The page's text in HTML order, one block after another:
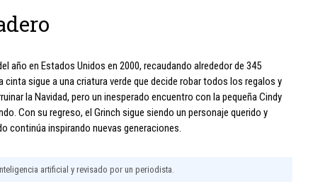
año en Estados Unidos en 2000, recaudando alrededor de 345
sigue a una criatura verde que decide robar todos los regalos y
la Navidad, pero un inesperado encuentro con la pequeña Cindy
Con su regreso, el Grinch sigue siendo un personaje querido y
continúa inspirando nuevas generaciones.
artificial y revisado por un periodista.